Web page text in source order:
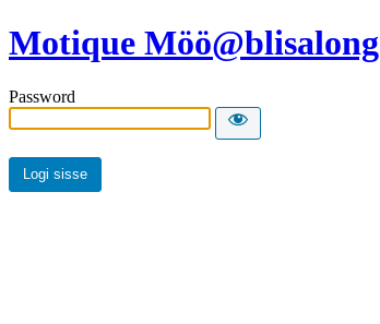
Motique Möö@blisalong
Password